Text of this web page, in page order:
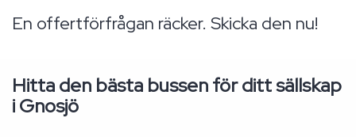
En offertförfrågan räcker. Skicka den nu!
Hitta den bästa bussen för ditt sällskap
i Gnosjö